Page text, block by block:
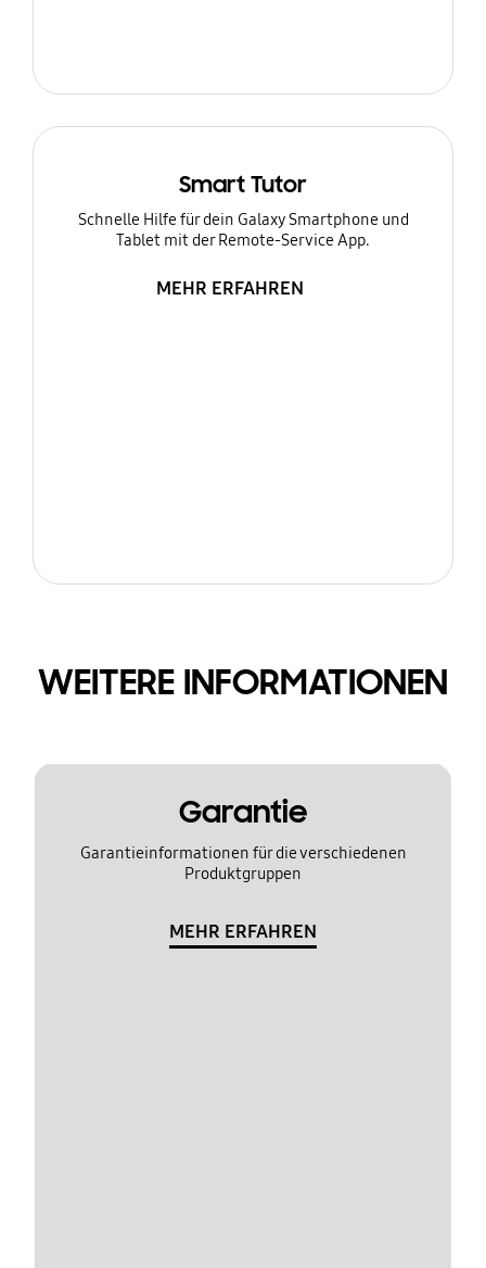
Smart Tutor
Schnelle Hilfe für dein Galaxy Smartphone und
Tablet mit der Remote-Service App.
MEHR ERFAHREN
WEITERE INFORMATIONEN
Garantie
Garantieinformationen für die verschiedenen
Produktgruppen
MEHR ERFAHREN